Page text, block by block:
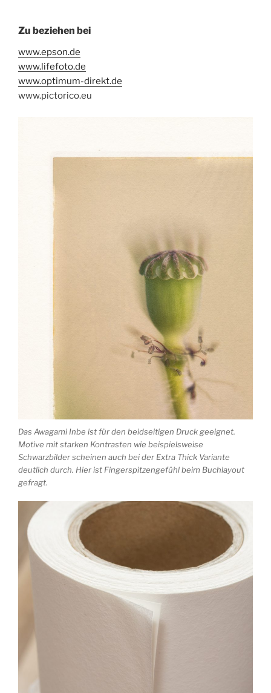
Zu beziehen bei
www.epson.de
www.lifefoto.de
www.optimum-direkt.de
www.pictorico.eu
Das Awagami Inbe ist für den beidseitigen Druck geeignet.
Motive mit starken Kontrasten wie beispielsweise
Schwarzbilder scheinen auch bei der Extra Thick Variante
deutlich durch. Hier ist Fingerspitzengefühl beim Buchlayout
gefragt.